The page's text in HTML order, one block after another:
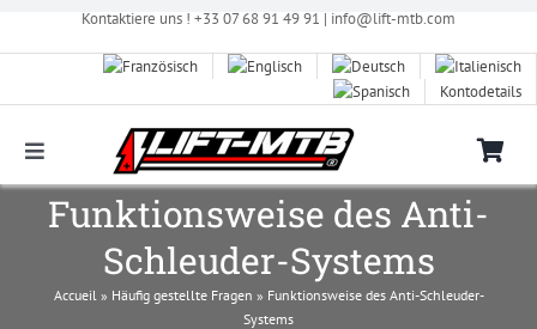
Inhalt
Kontaktiere uns ! +33 07 68 91 49 91 | info@lift-mtb.com
Kontodetails
Toggle
Navigation
Kompatibilität des LIFT-MTB-Kits mit meinem
Fahrrad
Häufig gestellte Fragen
Funktionsweise des Anti-
Schleuder-Systems
Accueil » Häufig gestellte Fragen » Funktionsweise des Anti-Schleuder-
Systems